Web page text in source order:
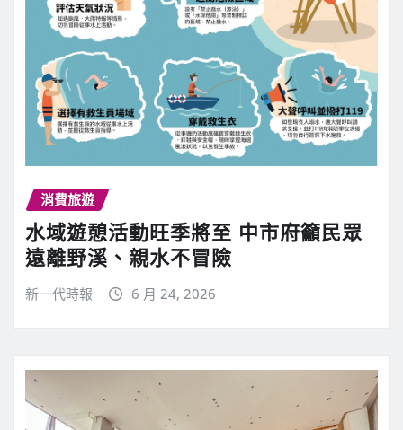
消費旅遊
水域遊憩活動旺季將至 中市府籲民眾
遠離野溪、親水不冒險
新一代時報 6 月 24, 2026